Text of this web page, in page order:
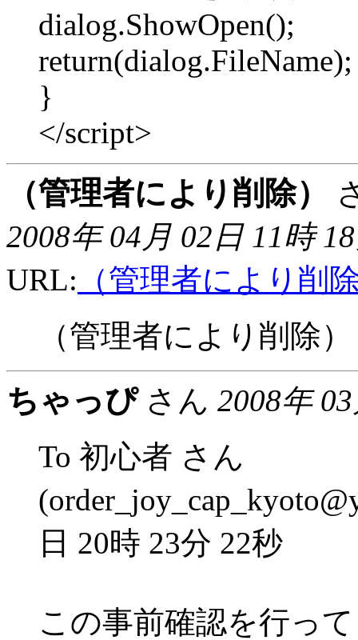
dialog.ShowOpen();
return(dialog.FileName);
}
</script>
（管理者により削除）
2008年 04月 02日 11時
URL: （管理者により削
（管理者により削除）
ちゃっぴさん 2008年
To 初心者 さん
日 20時 23分 22秒
この事前確認を行っ